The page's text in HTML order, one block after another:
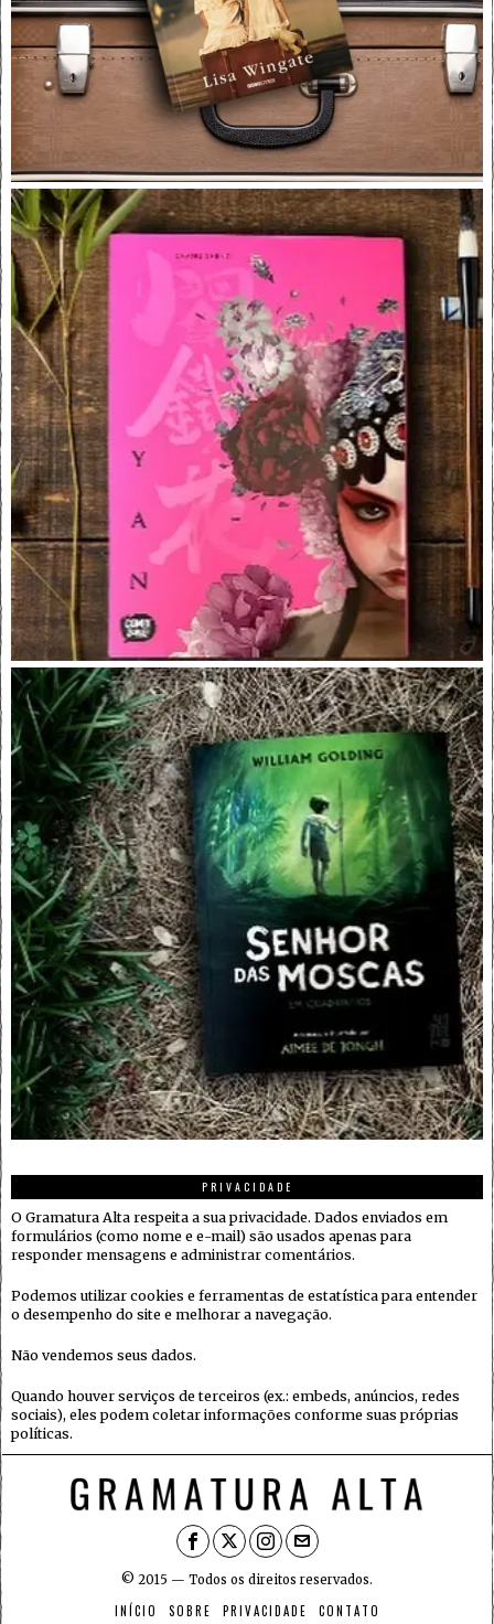
PRIVACIDADE
O Gramatura Alta respeita a sua privacidade. Dados enviados em
formulários (como nome e e-mail) são usados apenas para
responder mensagens e administrar comentários.
Podemos utilizar cookies e ferramentas de estatística para entender
o desempenho do site e melhorar a navegação.
Não vendemos seus dados.
Quando houver serviços de terceiros (ex.: embeds, anúncios, redes
sociais), eles podem coletar informações conforme suas próprias
políticas.
© 2015 — Todos os direitos reservados.
INÍCIO SOBRE PRIVACIDADE CONTATO